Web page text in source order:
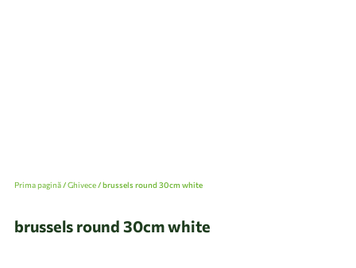
Prima pagină/Ghivece/ brussels round 30cm white
brussels round 30cm white